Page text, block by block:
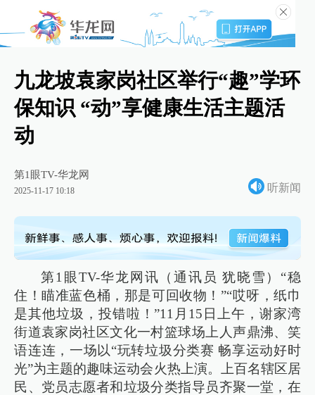
九龙坡袁家岗社区举行“趣”学环
保知识 “动”享健康生活主题活
动
第1眼TV-华龙网
2025-11-17 10:18 听新闻
第1眼TV-华龙网讯（通讯员 犹晓雪）“稳
住！瞄准蓝色桶，那是可回收物！”“哎呀，纸巾
是其他垃圾，投错啦！”11月15日上午，谢家湾
街道袁家岗社区文化一村篮球场上人声鼎沸、笑
语连连，一场以“玩转垃圾分类赛 畅享运动好时
光”为主题的趣味运动会火热上演。上百名辖区居
民、党员志愿者和垃圾分类指导员齐聚一堂，在